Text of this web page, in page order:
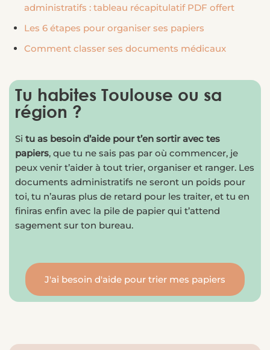
administratifs : tableau récapitulatif PDF offert
Les 6 étapes pour organiser ses papiers
Comment classer ses documents médicaux
Tu habites Toulouse ou sa
région ?
Si tu as besoin d’aide pour t’en sortir avec tes
papiers, que tu ne sais pas par où commencer, je
peux venir t’aider à tout trier, organiser et ranger. Les
documents administratifs ne seront un poids pour
toi, tu n’auras plus de retard pour les traiter, et tu en
finiras enfin avec la pile de papier qui t’attend
sagement sur ton bureau.
J'ai besoin d'aide pour trier mes papiers